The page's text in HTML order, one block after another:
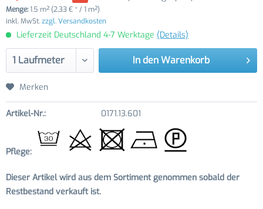
Menge:1.5 m² (2,33 € * / 1 m²)
inkl. MwSt.zzgl. Versandkosten
Lieferzeit Deutschland 4-7 Werktage (Details)
In den Warenkorb
Merken
Artikel-Nr.: 0171.13.601
Pflege:
Dieser Artikel wird aus dem Sortiment genommen sobald der
Restbestand verkauft ist.